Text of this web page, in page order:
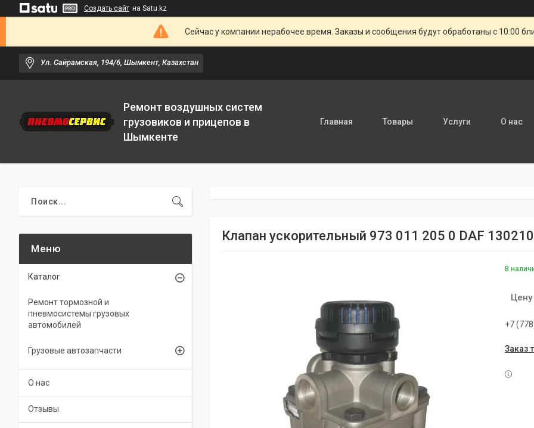
Создать сайт на Satu.kz
Сейчас у компании нерабочее время. Заказы и сообщения будут обработаны с 10:00
Ул. Сайрамская, 194/6, Шымкент, Казахстан
Ремонт воздушных систем
грузовиков и прицепов в
Шымкенте
Главная Товары Услуги О нас
Клапан ускорительный 973 011 205 0 DAF
В
Цену
+7
Заказ
Каталог
Ремонт тормозной и
пневмосистемы грузовых
автомобилей
Грузовые автозапчасти
О нас
Отзывы